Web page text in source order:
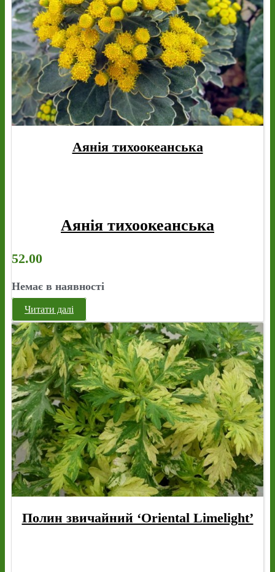
Аянія тихоокеанська
Аянія тихоокеанська
52.00
Немає в наявності
Читати далі
Полин звичайний ‘Oriental Limelight’